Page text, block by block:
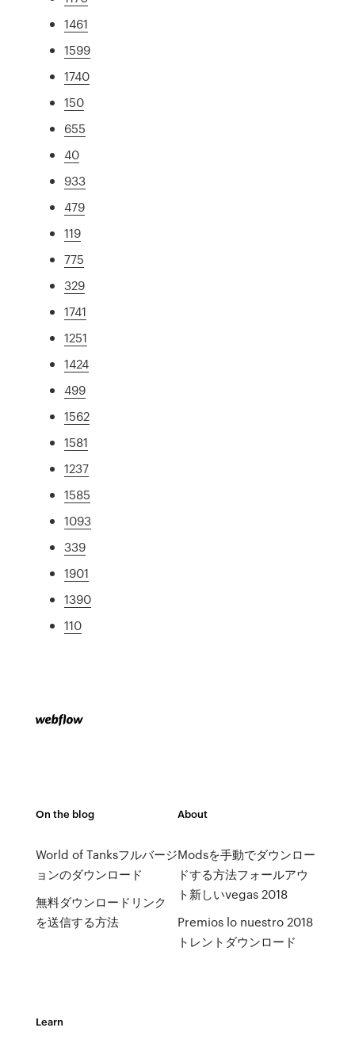
1461
1599
1740
150
655
40
933
479
119
775
329
1741
1251
1424
499
1562
1581
1237
1585
1093
339
1901
1390
110
On the blog
World of Tanksフルバージ
ョンのダウンロード
無料ダウンロードリンク
を送信する方法
About
Modsを手動でダウンロー
ドする方法フォールアウ
ト新しいvegas 2018
Premios lo nuestro 2018
トレントダウンロード
Learn